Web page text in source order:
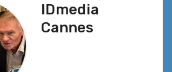
IDmedia
Cannes